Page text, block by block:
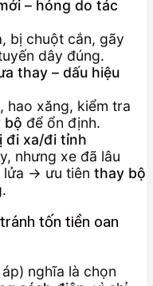
– hỏng do tác
bị chuột cắn, gãy
dây đúng.
thay – dấu hiệu
hao xăng, kiểm tra
bộ để ổn định.
đi xa/đi tỉnh
nhưng xe đã lâu
lửa → ưu tiên thay bộ
tốn tiền oan
nghĩa là chọn